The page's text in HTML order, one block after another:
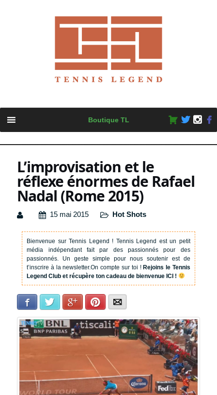
content
Boutique TL
L’improvisation et le
réflexe énormes de Rafael
Nadal (Rome 2015)
15 mai 2015 Hot Shots
Bienvenue sur Tennis Legend ! Tennis Legend est un petit
média indépendant fait par des passionnés pour des
passionnés. Un geste simple pour nous soutenir est de
t’inscrire à la newsletter.On compte sur toi !Rejoins le Tennis
Legend Club et récupère ton cadeau de bienvenue ICI !
Facebook Twitter Google+Pinterest